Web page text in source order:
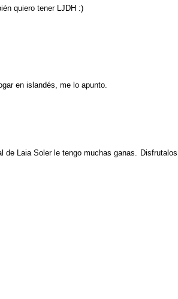
quiero tener LJDH :)
en islandés, me lo apunto.
de Laia Soler le tengo muchas ganas. Disfrutalos